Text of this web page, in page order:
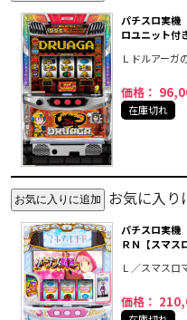
パチスロ実
ロユニット付
Ｌドルアーガ
価格：
在庫切れ
お気に入り
パチスロ実
ＲＮ【スマス
Ｌ／スマスロ
価格：